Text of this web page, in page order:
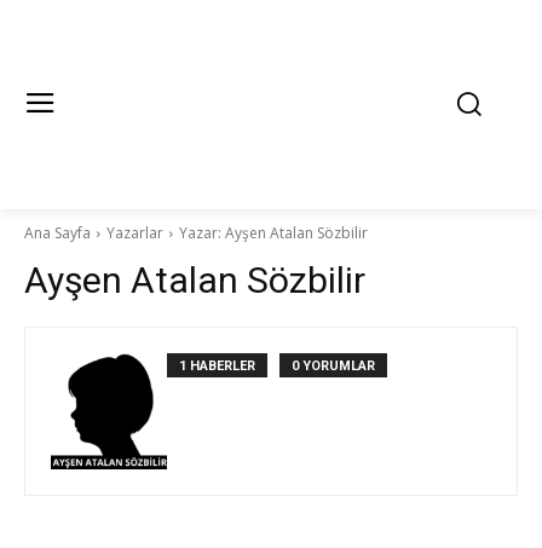
Ana Sayfa Yazarlar Yazar: Ayşen Atalan Sözbilir
Ayşen Atalan Sözbilir
1 HABERLER 0 YORUMLAR